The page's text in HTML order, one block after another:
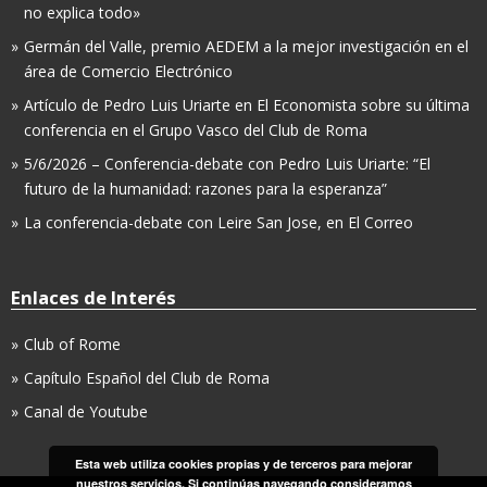
no explica todo»
Germán del Valle, premio AEDEM a la mejor investigación en el
área de Comercio Electrónico
Artículo de Pedro Luis Uriarte en El Economista sobre su última
conferencia en el Grupo Vasco del Club de Roma
5/6/2026 – Conferencia-debate con Pedro Luis Uriarte: “El
futuro de la humanidad: razones para la esperanza”
La conferencia-debate con Leire San Jose, en El Correo
Enlaces de Interés
Club of Rome
Capítulo Español del Club de Roma
Canal de Youtube
Esta web utiliza cookies propias y de terceros para mejorar
nuestros servicios. Si continúas navegando consideramos